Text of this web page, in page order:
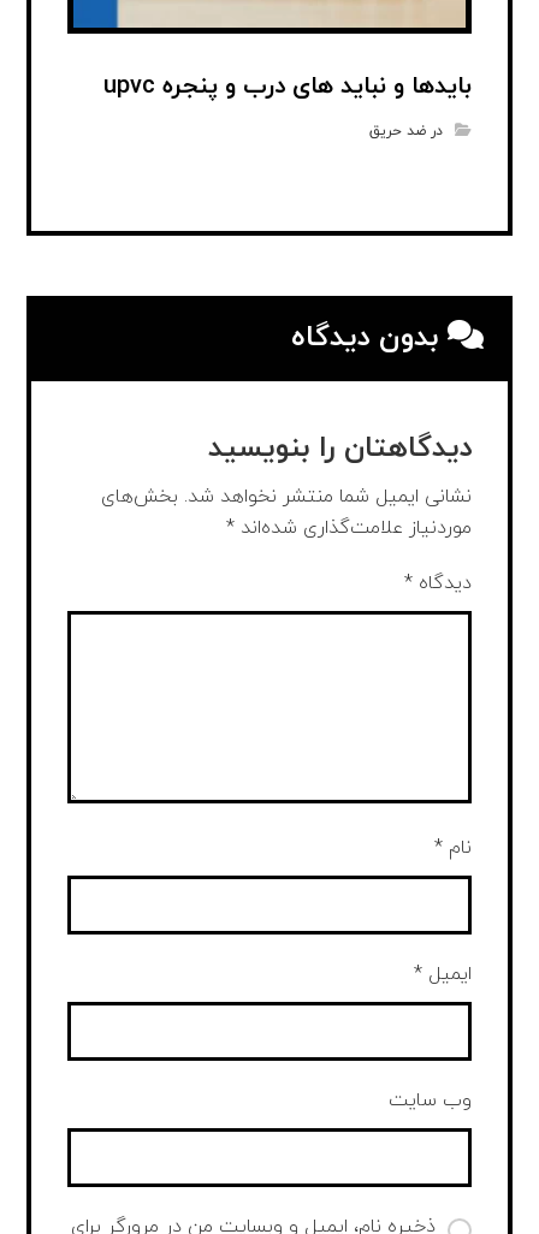
بایدها و نباید های درب و پنجره upvc
در ضد حریق
بدون دیدگاه
دیدگاهتان را بنویسید
نشانی ایمیل شما منتشر نخواهد شد. بخش‌های
موردنیاز علامت‌گذاری شده‌اند*
دیدگاه*
نام*
ایمیل*
وب‌ سایت
ذخیره نام، ایمیل و وبسایت من در مرورگر برای